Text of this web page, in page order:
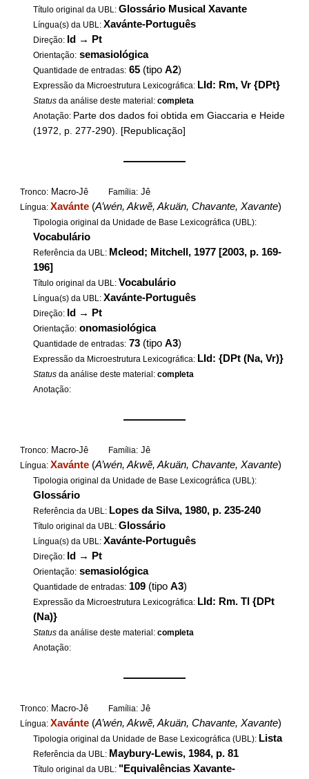
Título original da UBL:Glossário Musical Xavante
Língua(s) da UBL:Xavánte-Português
Direção: Id → Pt
Orientação: semasiológica
Quantidade de entradas: 65 (tipoA2)
Expressão da Microestrutura Lexicográfica: LId: Rm, Vr {DPt}
Status da análise deste material:completa
Anotação: Parte dos dados foi obtida em Giaccaria e Heide
(1972, p. 277-290). [Republicação]
——————
Tronco: Macro-Jê Família: Jê
Língua:Xavánte (A’wén, Akwẽ, Akuän, Chavante, Xavante)
Tipologia original da Unidade de Base Lexicográfica (UBL):
Vocabulário
Referência da UBL: Mcleod; Mitchell, 1977 [2003, p. 169-
196]
Título original da UBL: Vocabulário
Língua(s) da UBL:Xavánte-Português
Direção: Id → Pt
Orientação: onomasiológica
Quantidade de entradas: 73 (tipoA3)
Expressão da Microestrutura Lexicográfica: LId: {DPt (Na, Vr)}
Status da análise deste material:completa
Anotação:
——————
Tronco: Macro-Jê Família: Jê
Língua:Xavánte (A’wén, Akwẽ, Akuän, Chavante, Xavante)
Tipologia original da Unidade de Base Lexicográfica (UBL):
Glossário
Referência da UBL: Lopes da Silva, 1980, p. 235-240
Título original da UBL:Glossário
Língua(s) da UBL:Xavánte-Português
Direção: Id → Pt
Orientação: semasiológica
Quantidade de entradas: 109 (tipoA3)
Expressão da Microestrutura Lexicográfica: LId: Rm. Tl {DPt
(Na)}
Status da análise deste material:completa
Anotação:
——————
Tronco: Macro-Jê Família: Jê
Língua:Xavánte (A’wén, Akwẽ, Akuän, Chavante, Xavante)
Tipologia original da Unidade de Base Lexicográfica (UBL): Lista
Referência da UBL: Maybury-Lewis, 1984, p. 81
Título original da UBL: "Equivalências Xavante-